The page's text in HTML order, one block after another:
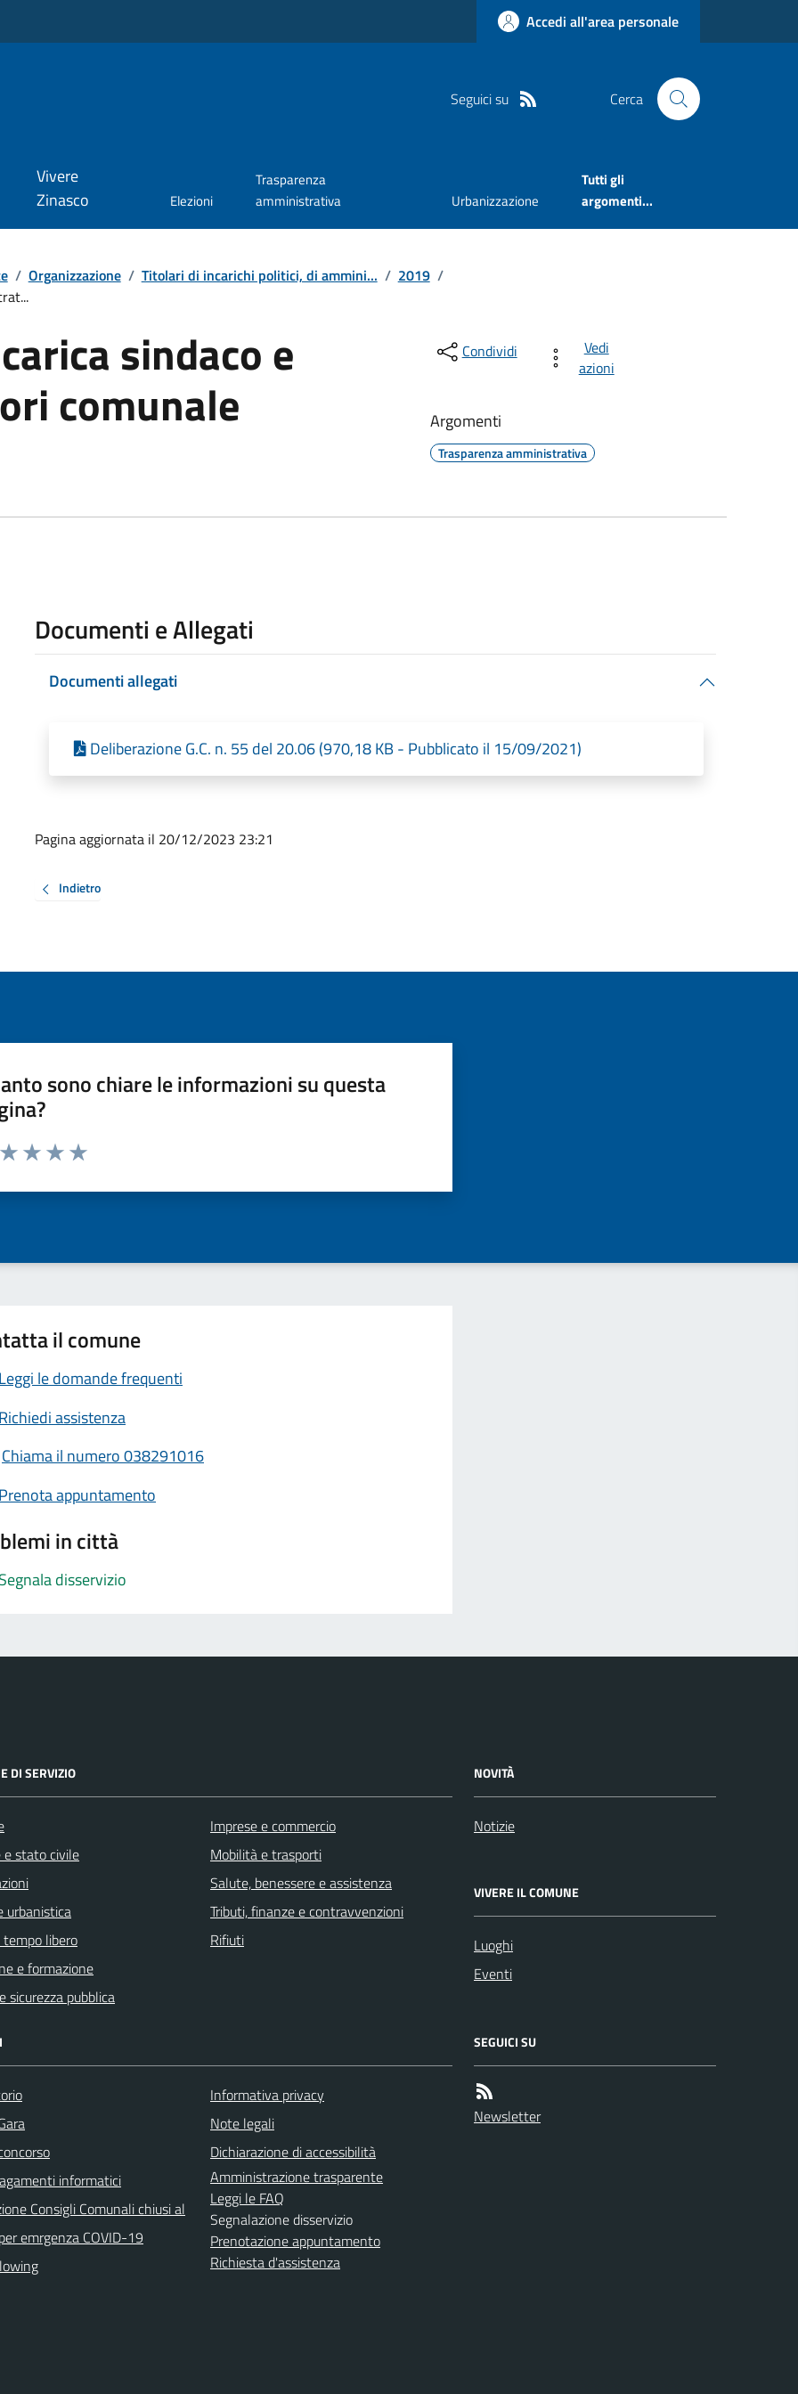
Accedi all'area personale
Seguici su Cerca
Vivere
Zinasco
Elezioni
Trasparenza
amministrativa
Urbanizzazione
Tutti gli
argomenti...
/ Organizzazione / Titolari di incarichi politici, di ammini... / 2019 /
sindaco e
comunale
Condividi
Vedi
azioni
Argomenti
Trasparenza amministrativa
Documenti e Allegati
Documenti allegati
Deliberazione G.C. n. 55 del 20.06 (970,18 KB - Pubblicato il 15/09/2021)
Pagina aggiornata il 20/12/2023 23:21
Indietro
sono chiare le informazioni su questa
da 1 a 5 stelle la pagina
il comune
Leggi le domande frequenti
Richiedi assistenza
Chiama il numero 038291016
Prenota appuntamento
in città
Segnala disservizio
DI SERVIZIO
e stato civile
urbanistica
libero
e formazione
sicurezza pubblica
Imprese e commercio
Mobilità e trasporti
Salute, benessere e assistenza
Tributi, finanze e contravvenzioni
Rifiuti
NOVITÀ
Notizie
VIVERE IL COMUNE
Luoghi
Eventi
informatici
Consigli Comunali chiusi al
emrgenza COVID-19
Informativa privacy
Note legali
Dichiarazione di accessibilità
Amministrazione trasparente
Leggi le FAQ
Segnalazione disservizio
Prenotazione appuntamento
Richiesta d'assistenza
SEGUICI SU
Newsletter